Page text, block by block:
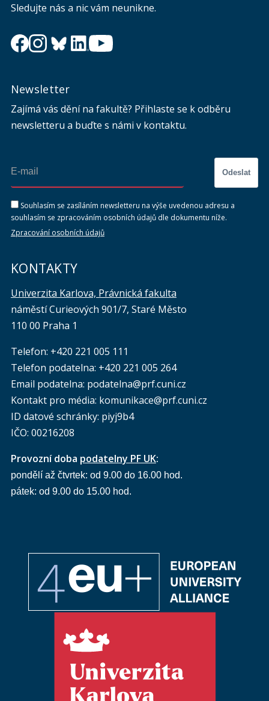
Sledujte nás a nic vám neunikne.
Newsletter
Zajímá vás dění na fakultě? Přihlaste se k odběru
newsletteru a buďte s námi v kontaktu.
Odeslat
Souhlasím se zasíláním newsletteru na výše uvedenou adresu a
souhlasím se zpracováním osobních údajů dle dokumentu níže.
Zpracování osobních údajů
KONTAKTY
Univerzita Karlova, Právnická fakulta
náměstí Curieových 901/7, Staré Město
110 00 Praha 1
Telefon: +420 221 005 111
Telefon podatelna: +420 221 005 264
Email podatelna: podatelna@prf.cuni.cz
Kontakt pro média: komunikace@prf.cuni.cz
ID datové schránky: piyj9b4
IČO: 00216208
Provozní doba podatelny PF UK:
pondělí až čtvrtek: od 9.00 do 16.00 hod.
pátek: od 9.00 do 15.00 hod.